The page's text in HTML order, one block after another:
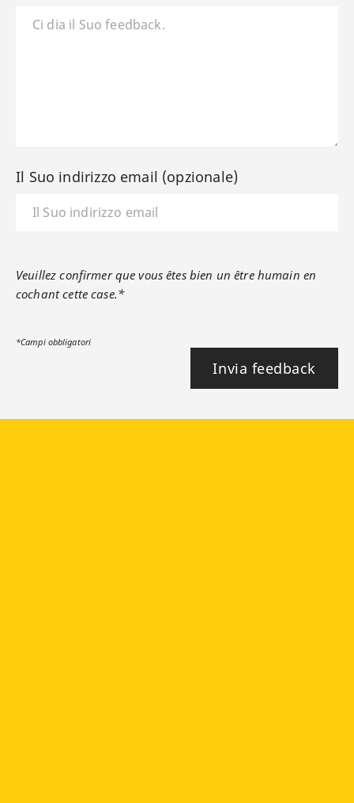
Il Suo indirizzo email (opzionale)
Veuillez confirmer que vous êtes bien un être humain en
cochant cette case.*
*Campi obbligatori
Invia feedback